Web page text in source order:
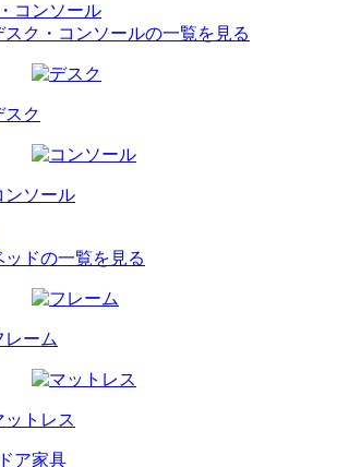
コンソール
スク・コンソールの一覧を見る
スク
ンソール
ッドの一覧を見る
レーム
ットレス
ア家具